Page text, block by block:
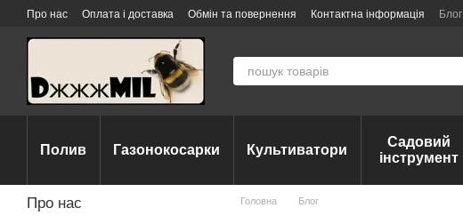
Перейти до основного контенту
Про нас Оплата і доставка Обмін та повернення Контактна інформація Блог
Полив Газонокосарки Культиватори
Садовий
інструмент
Головна Блог
Про нас